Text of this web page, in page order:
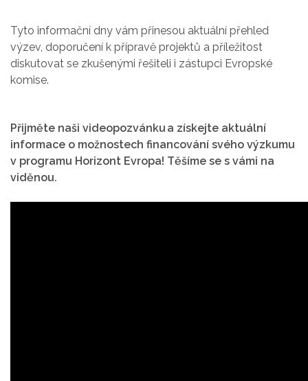
Tyto informační dny vám přinesou aktuální přehled
výzev, doporučení k přípravě projektů a příležitost
diskutovat se zkušenými řešiteli i zástupci Evropské
komise.
Přijměte naši videopozvánku a získejte aktuální
informace o možnostech financování svého výzkumu
v programu Horizont Evropa! Těšíme se s vámi na
viděnou.